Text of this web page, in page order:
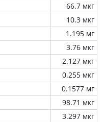
66.7 мкг
10.3 мкг
1.195 мг
3.76 мкг
2.127 мкг
0.255 мкг
0.1577 мг
98.71 мкг
3.297 мкг